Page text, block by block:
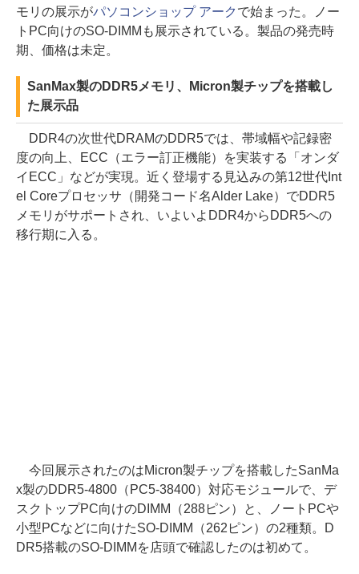
モリの展示がパソコンショップ アーク で始まった。ノー
トPC向けのSO-DIMMも展示されている。製品の発売時
期、価格は未定。
SanMax製のDDR5メモリ、Micron製チップを搭載し
た展示品
DDR4の次世代DRAMのDDR5では、帯域幅や記録密
度の向上、ECC（エラー訂正機能）を実装する「オンダ
イECC」などが実現。近く登場する見込みの第12世代Int
el Coreプロセッサ（開発コード名Alder Lake）でDDR5
メモリがサポートされ、いよいよDDR4からDDR5への
移行期に入る。
今回展示されたのはMicron製チップを搭載したSanMa
x製のDDR5-4800（PC5-38400）対応モジュールで、デ
スクトップPC向けのDIMM（288ピン）と、ノートPCや
小型PCなどに向けたSO-DIMM（262ピン）の2種類。D
DR5搭載のSO-DIMMを店頭で確認したのは初めて。